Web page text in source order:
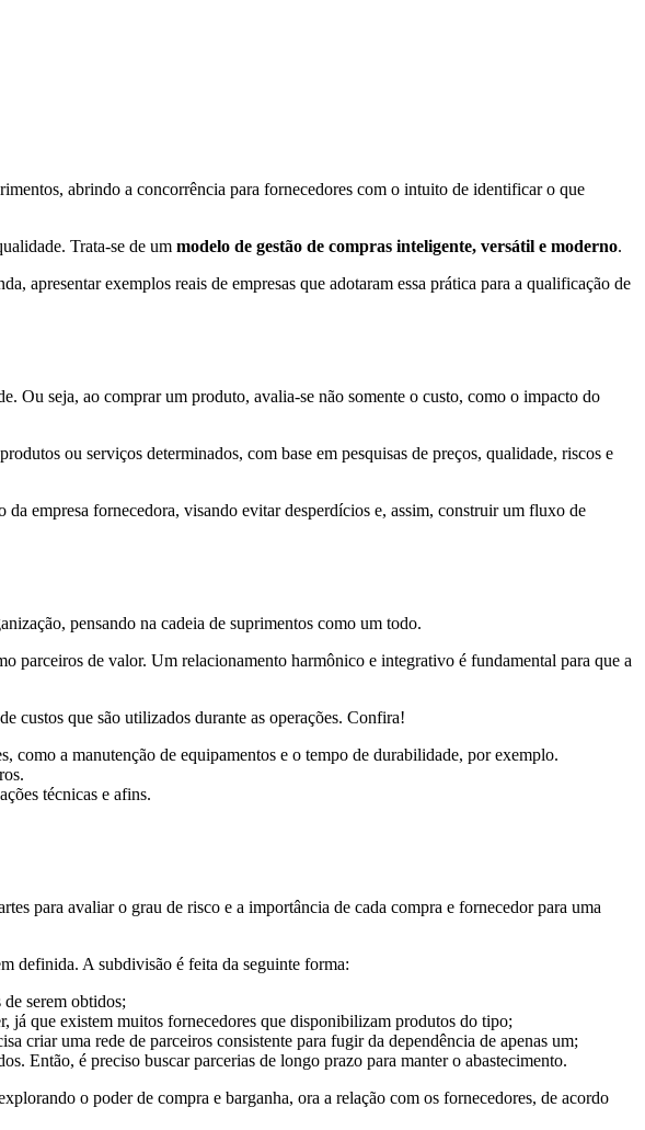
abrindo a concorrência para fornecedores com o intuito de identificar o que
Trata-se de um modelo de gestão de compras inteligente, versátil e moderno.
apresentar exemplos reais de empresas que adotaram essa prática para a qualificação de
Ou seja, ao comprar um produto, avalia-se não somente o custo, como o impacto do
ou serviços determinados, com base em pesquisas de preços, qualidade, riscos e
empresa fornecedora, visando evitar desperdícios e, assim, construir um fluxo de
pensando na cadeia de suprimentos como um todo.
parceiros de valor. Um relacionamento harmônico e integrativo é fundamental para que a
custos que são utilizados durante as operações. Confira!
como a manutenção de equipamentos e o tempo de durabilidade, por exemplo.
técnicas e afins.
para avaliar o grau de risco e a importância de cada compra e fornecedor para uma
definida. A subdivisão é feita da seguinte forma:
serem obtidos;
já que existem muitos fornecedores que disponibilizam produtos do tipo;
criar uma rede de parceiros consistente para fugir da dependência de apenas um;
Então, é preciso buscar parcerias de longo prazo para manter o abastecimento.
o poder de compra e barganha, ora a relação com os fornecedores, de acordo